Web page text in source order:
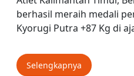
berhasil meraih medali
Kyorugi Putra +87 Kg di
Selengkapnya